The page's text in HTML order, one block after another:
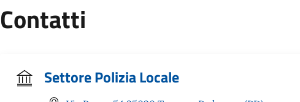
Contatti
Settore Polizia Locale